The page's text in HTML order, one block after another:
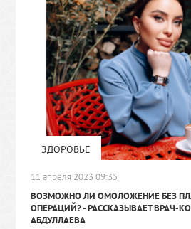
ЗДОРОВЬЕ
11 апреля 2023 09:35
ВОЗМОЖНО ЛИ ОМОЛОЖЕНИЕ БЕЗ
ОПЕРАЦИЙ?- РАССКАЗЫВАЕТ ВРАЧ-
АБДУЛЛАЕВА